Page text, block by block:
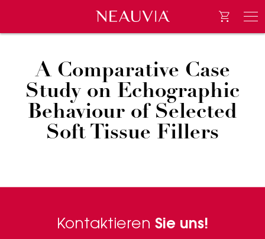
Neauvia Go to e-
A Comparative Case
Study on Echographic
Behaviour of Selected
Soft Tissue Fillers
Kontaktieren Sie uns!